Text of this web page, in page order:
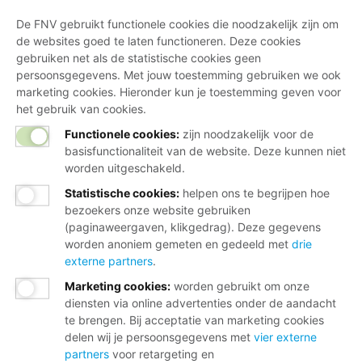
De FNV gebruikt functionele cookies die noodzakelijk zijn om
de websites goed te laten functioneren. Deze cookies
gebruiken net als de statistische cookies geen
persoonsgegevens. Met jouw toestemming gebruiken we ook
marketing cookies. Hieronder kun je toestemming geven voor
het gebruik van cookies.
Functionele cookies: zijn noodzakelijk voor de
basisfunctionaliteit van de website. Deze kunnen niet
worden uitgeschakeld.
Statistische cookies: helpen ons te begrijpen hoe
bezoekers onze website gebruiken
(paginaweergaven, klikgedrag). Deze gegevens
worden anoniem gemeten en gedeeld met drie
externe partners.
Marketing cookies: worden gebruikt om onze
diensten via online advertenties onder de aandacht
te brengen. Bij acceptatie van marketing cookies
delen wij je persoonsgegevens met vier externe
partners voor retargeting en